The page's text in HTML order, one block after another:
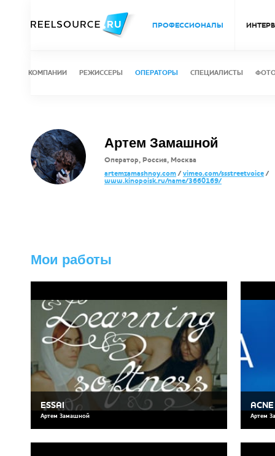
ПРОФЕССИОНАЛЫ
КОМПАНИИ РЕЖИССЕРЫ ОПЕРАТОРЫ СПЕЦИАЛИСТЫ
Артем Замашной
Оператор, Россия, Москва
artemzamashnoy.com/vimeo.com/ssstreetvoice/
www.kinopoisk.ru/name/3660169/
Мои работы
ESSAI
Артем Замашной
ACNE
Артем